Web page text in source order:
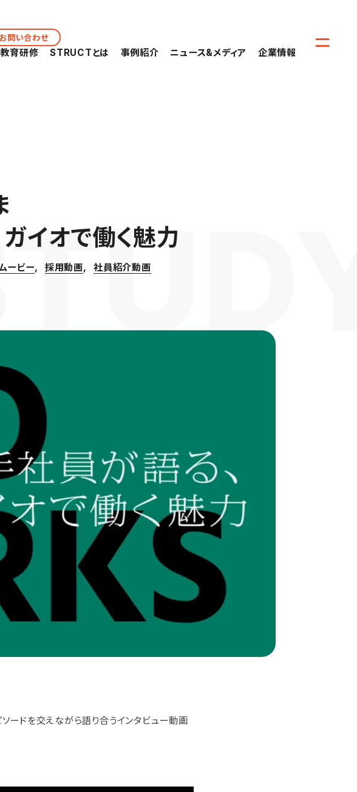
教育研修 STRUCTとは 事例紹介 ニュース&メディア 企業情報
お問い合わせ
イオで働く魅力
ービー 採用動画 社員紹介動画
ードを交えながら語り合うインタビュー動画